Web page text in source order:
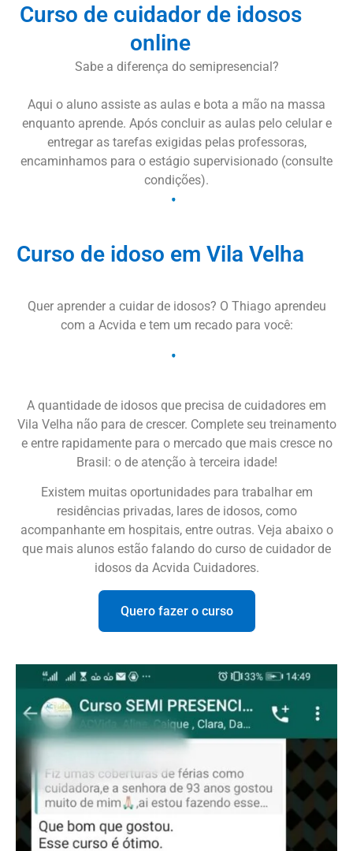
Curso de cuidador de idosos
online
Sabe a diferença do semipresencial?
Aqui o aluno assiste as aulas e bota a mão na massa
enquanto aprende. Após concluir as aulas pelo celular e
entregar as tarefas exigidas pelas professoras,
encaminhamos para o estágio supervisionado (consulte
condições).
Curso de idoso em Vila Velha
Quer aprender a cuidar de idosos? O Thiago aprendeu
com a Acvida e tem um recado para você:
A quantidade de idosos que precisa de cuidadores em
Vila Velha não para de crescer. Complete seu treinamento
e entre rapidamente para o mercado que mais cresce no
Brasil: o de atenção à terceira idade!
Existem muitas oportunidades para trabalhar em
residências privadas, lares de idosos, como
acompanhante em hospitais, entre outras. Veja abaixo o
que mais alunos estão falando do curso de cuidador de
idosos da Acvida Cuidadores.
Quero fazer o curso